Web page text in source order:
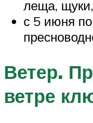
леща,
с 5 июня
Ветер.
ветре